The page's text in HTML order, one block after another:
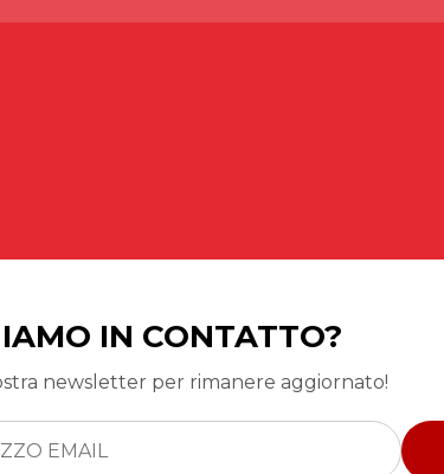
IN CONTATTO?
newsletter per rimanere aggiornato!